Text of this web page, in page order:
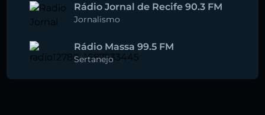
Rádio Jornal de Recife 90.3 FM
Jornalismo
Rádio Massa 99.5 FM
Sertanejo